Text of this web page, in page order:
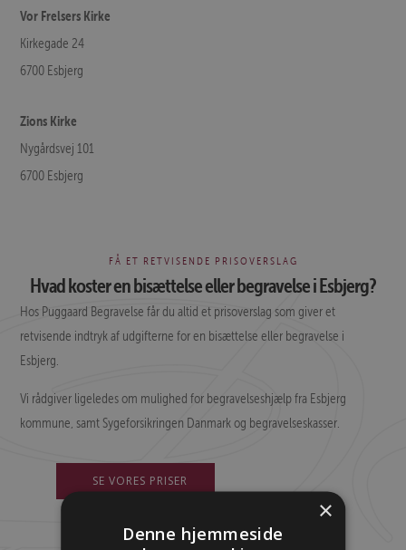
Vor Frelsers Kirke
Kirkegade 24
6700 Esbjerg
Zions Kirke
Nygårdsvej 101
6700 Esbjerg
FÅ ET RETVISENDE PRISOVERSLAG
Hvad koster en bisættelse eller begravelse i Esbjerg?
Hos Puggaard Begravelse får du altid et prisoverslag som giver et
retvisende indtryk af udgifterne for en bisættelse eller begravelse i
Esbjerg.
Vi rådgiver ligeledes om mulighed for begravelseshjælp fra Esbjerg
kommune, samt Sygeforsikringen Danmark og begravelseskasser.
SE VORES PRISER
×
Denne hjemmeside